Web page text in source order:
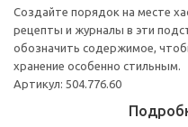
Создайте порядок на месте
рецепты и журналы в эти
обозначить содержимое,
хранение особенно стильным.
Артикул: 504.776.60